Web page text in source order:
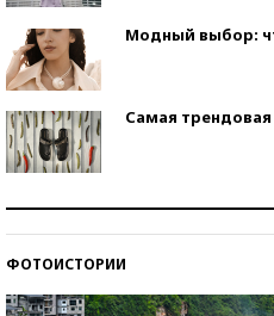
Модный выбор:
Самая трендовая
ФОТОИСТОРИИ